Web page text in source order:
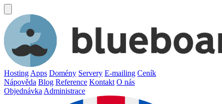
Hosting Apps Domény Servery E-mailing Ceník
Nápověda Blog Reference Kontakt O nás
Objednávka Administrace